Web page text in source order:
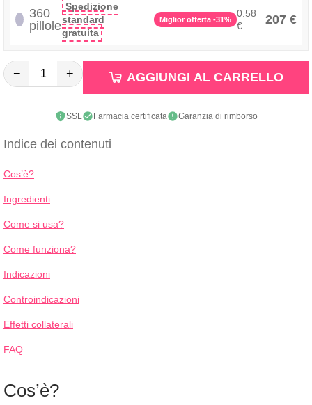
360
pillole
Spedizione
standard
gratuita
Miglior offerta -31%
0.58
€
207 €
− + AGGIUNGI AL CARRELLO
SSL Farmacia certificata Garanzia di rimborso
Indice dei contenuti
Cos’è?
Ingredienti
Come si usa?
Come funziona?
Indicazioni
Controindicazioni
Effetti collaterali
FAQ
Cos’è?